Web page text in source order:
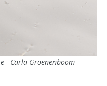
- Carla Groenenboom